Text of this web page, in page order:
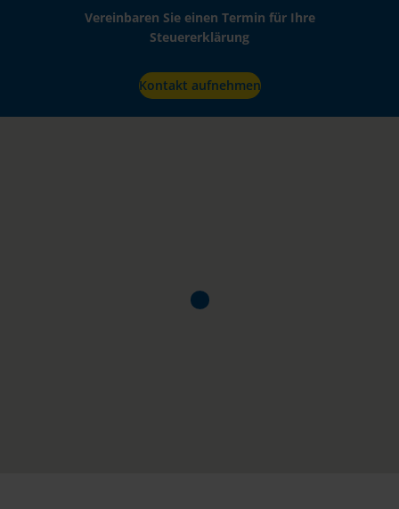
Vereinbaren Sie einen Termin für Ihre
Steuererklärung
Kontakt aufnehmen